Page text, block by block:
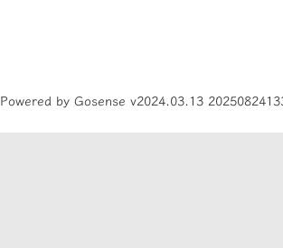
Powered by Gosense v2024.03.13